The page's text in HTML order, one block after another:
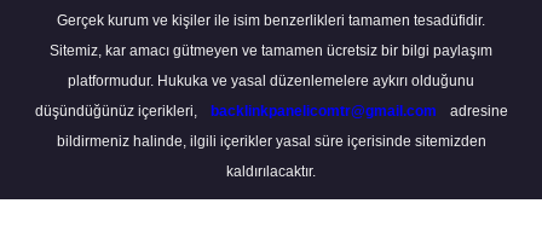
Gerçek kurum ve kişiler ile isim benzerlikleri tamamen tesadüfidir.
Sitemiz, kar amacı gütmeyen ve tamamen ücretsiz bir bilgi paylaşım
platformudur. Hukuka ve yasal düzenlemelere aykırı olduğunu
düşündüğünüz içerikleri,
backlinkpanelicomtr@gmail.com
adresine
bildirmeniz halinde, ilgili içerikler yasal süre içerisinde sitemizden
kaldırılacaktır.